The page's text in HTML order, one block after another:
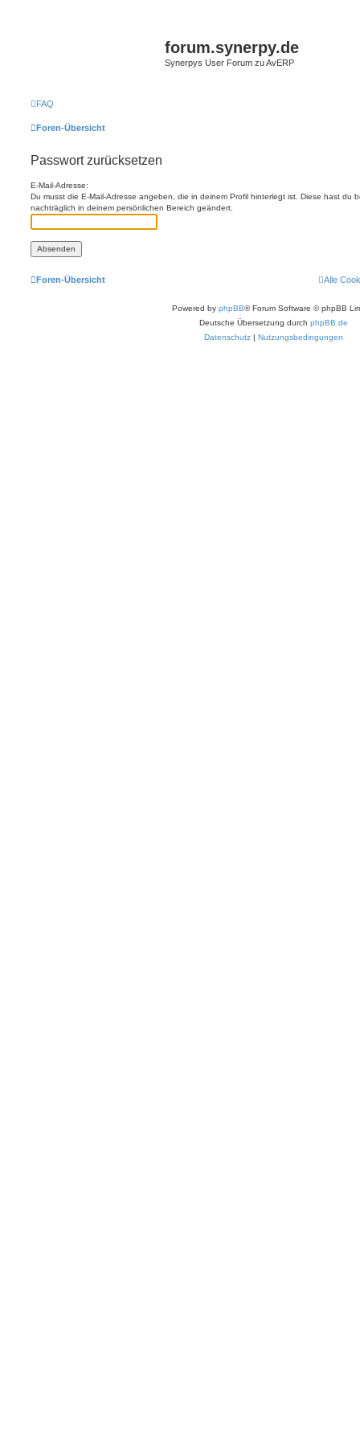
forum.synerpy.de
Synerpys User Forum zu AvERP
FAQ
Foren-Übersicht
Passwort zurücksetzen
E-Mail-Adresse:
Du musst die E-Mail-Adresse angeben, die in deinem Profil hinterlegt ist. Diese hast du
nachträglich in deinem persönlichen Bereich geändert.
Foren-Übersicht Alle
Powered by phpBB® Forum Software © phpBB
Deutsche Übersetzung durch phpBB.de
Datenschutz | Nutzungsbedingungen